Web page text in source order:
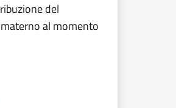
del
al momento